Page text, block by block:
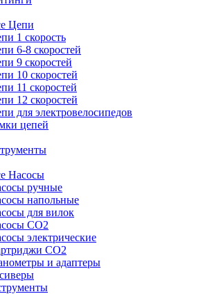
Цепи
1 скорость
6-8 скоростей
9 скоростей
10 скоростей
11 скоростей
12 скоростей
для электровелосипедов
цепей
Насосы
ручные
напольные
для вилок
CO2
электрические
CO2
и адаптеры